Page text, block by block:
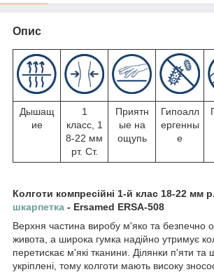
Опис
Дышащ
ие
1
класс, 1
8-22 мм
рт. Ст.
Приятн
ые на
ощупь
Гипоалл
ергенны
е
Колготи компресійні 1-й клас 18-22 мм
шкарпетка - Ersamed ERSA-508
Верхня частина виробу м'яко та безпечно
живота, а широка гумка надійно утримує
перетискає м'які тканини. Ділянки п'яти та
укріплені, тому колготи мають високу